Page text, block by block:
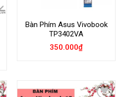
Bàn Phím Asus Vivobook
TP3402VA
350.000₫